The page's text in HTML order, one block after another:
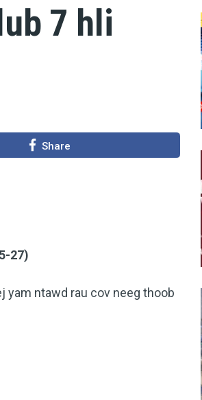
7 hli
Share
27)
yam ntawd rau cov neeg thoob